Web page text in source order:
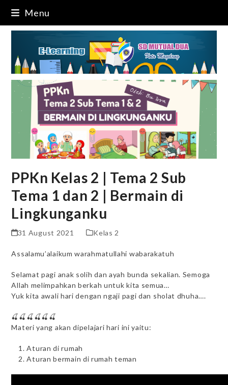
content
Menu
PPKn Kelas 2 | Tema 2 Sub
Tema 1 dan 2 | Bermain di
Lingkunganku
31 August 2021 Kelas 2
Assalamu’alaikum warahmatullahi wabarakatuh
Selamat pagi anak solih dan ayah bunda sekalian. Semoga
Allah melimpahkan berkah untuk kita semua…
Yuk kita awali hari dengan ngaji pagi dan sholat dhuha….
🍒🍒🍒🍒🍒🍒
Materi yang akan dipelajari hari ini yaitu:
Aturan di rumah
Aturan bermain di rumah teman